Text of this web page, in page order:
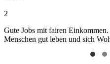
2
Gute Jobs mit fairen
Menschen gut leben und sich